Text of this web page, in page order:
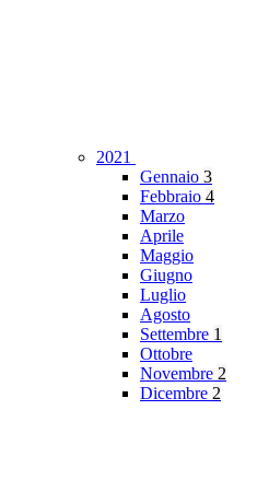
2021
Gennaio 3
Febbraio 4
Marzo
Aprile
Maggio
Giugno
Luglio
Agosto
Settembre 1
Ottobre
Novembre 2
Dicembre 2